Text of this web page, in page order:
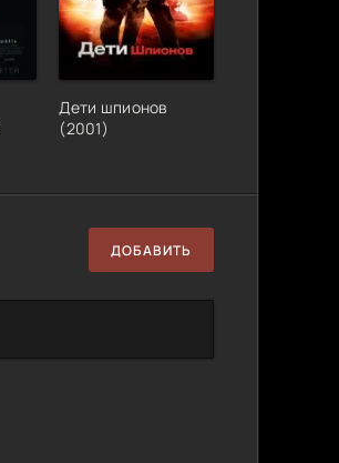
Дети шпионов
(2001)
ДОБАВИТЬ